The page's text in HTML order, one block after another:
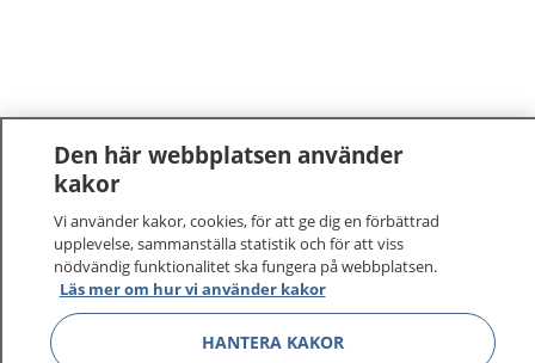
1177 –tryggt om din hälsa och vård
På 1177.se får du råd om hälsa och information om
sjukdomar och vilka mottagningar du kan kontakta.
Logga in för att läsa din journal och göra dina
vårdärenden. Ring telefonnummer 1177 för
sjukvårdsrådgivning dygnet runt.
Den här webbplatsen använder
kakor
Vi använder kakor, cookies, för att ge dig en förbättrad
upplevelse, sammanställa statistik och för att viss
nödvändig funktionalitet ska fungera på webbplatsen.
Läs mer om hur vi använder kakor
HANTERA KAKOR